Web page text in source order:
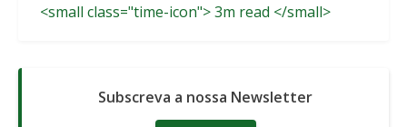
<small class="time-icon"> 3m read </small>
Subscreva a nossa Newsletter